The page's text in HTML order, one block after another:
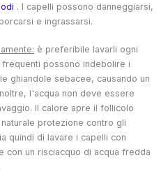
. I capelli possono danneggiarsi,
e ingrassarsi.
è preferibile lavarli ogni
possono indebolire i
ghiandole sebacee, causando un
l'acqua non deve essere
Il calore apre il follicolo
protezione contro gli
quindi di lavare i capelli con
con un risciacquo di acqua fredda